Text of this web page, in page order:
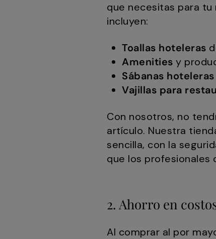
que necesitas para
incluyen:
Toallas hoteleras
Amenities y
Sábanas hoteleras
Vajillas para
Con nosotros, no
artículo. Nuestra
sencilla, con la
que los profesionales
2. Ahorro en
Al comprar al por